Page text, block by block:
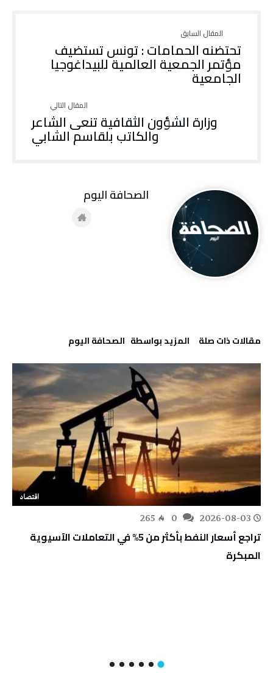
تحتضنه الحمامات : تونس تستضيف
مؤتمر الجمعية العالمية للبيداغوجيا
الجامعية
وزارة الشؤون الثقافية تنعى الشاعر
والكاتب بلقاسم الشابي
‫مقالات ذات صلة‬ ‫‫المزيد بواسطة‬ ‬ ‭ ‬الصحافة‭ ‬اليوم
اقتصاد
2026-08-03
265
تراجع أسعار النفط بأكثر من 5% في التعاملات الآسيوية
المبكرة